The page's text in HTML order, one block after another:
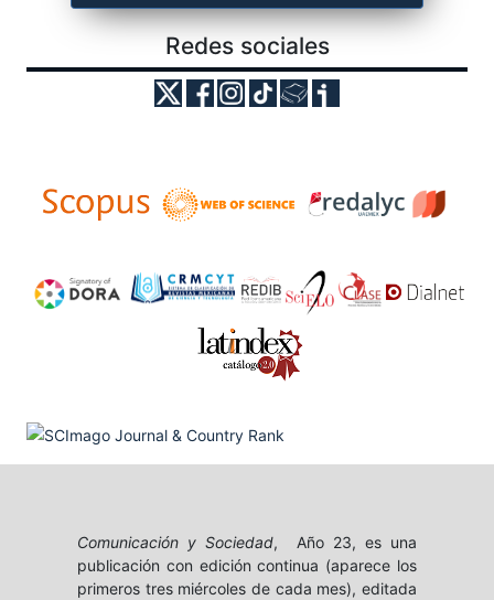
Redes sociales
Comunicación y Sociedad, Año 23, es una
publicación con edición continua (aparece los
primeros tres miércoles de cada mes), editada